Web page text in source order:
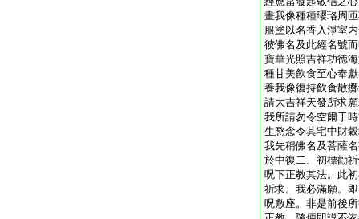
畫我像種種瓔珞周
服塗以名香入淨室
彼佛名及此經名號
寶華光照吉祥功徳
種甘美飮食至心奉
養我像復持飮食散
請大吉祥天發所求
我所請勿令空爾于
生愍念令其宅中財
我先稱佛名及菩薩
於中復二。初標勸
呪下正教其法。此
祈求。我必滿願。
呪敷座。非是前後